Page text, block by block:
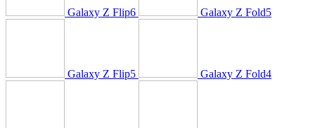
Galaxy Z Flip6 Galaxy Z Fold5
Galaxy Z Flip5 Galaxy Z Fold4